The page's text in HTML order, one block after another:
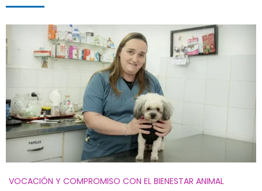
VOCACIÓN Y COMPROMISO CON EL BIENESTAR ANIMAL